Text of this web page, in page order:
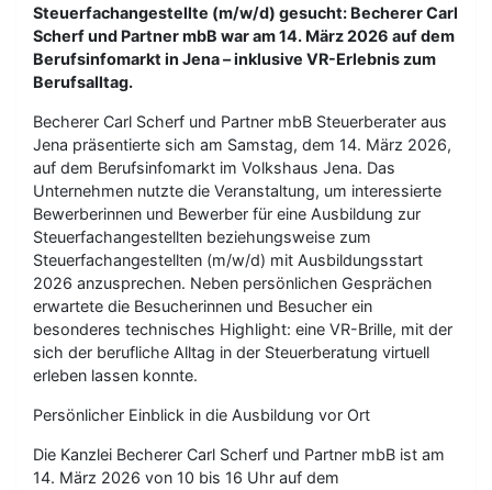
Steuerfachangestellte (m/w/d) gesucht: Becherer Carl
Scherf und Partner mbB war am 14. März 2026 auf dem
Berufsinfomarkt in Jena – inklusive VR-Erlebnis zum
Berufsalltag.
Becherer Carl Scherf und Partner mbB Steuerberater aus
Jena präsentierte sich am Samstag, dem 14. März 2026,
auf dem Berufsinfomarkt im Volkshaus Jena. Das
Unternehmen nutzte die Veranstaltung, um interessierte
Bewerberinnen und Bewerber für eine Ausbildung zur
Steuerfachangestellten beziehungsweise zum
Steuerfachangestellten (m/w/d) mit Ausbildungsstart
2026 anzusprechen. Neben persönlichen Gesprächen
erwartete die Besucherinnen und Besucher ein
besonderes technisches Highlight: eine VR-Brille, mit der
sich der berufliche Alltag in der Steuerberatung virtuell
erleben lassen konnte.
Persönlicher Einblick in die Ausbildung vor Ort
Die Kanzlei Becherer Carl Scherf und Partner mbB ist am
14. März 2026 von 10 bis 16 Uhr auf dem